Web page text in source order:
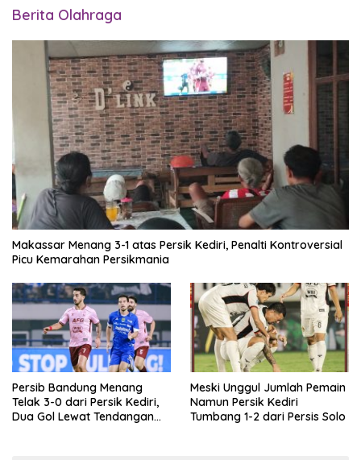
Berita Olahraga
Makassar Menang 3-1 atas Persik Kediri, Penalti Kontroversial
Picu Kemarahan Persikmania
Persib Bandung Menang
Telak 3-0 dari Persik Kediri,
Dua Gol Lewat Tendangan
Meski Unggul Jumlah Pemain
Namun Persik Kediri
Tumbang 1-2 dari Persis Solo